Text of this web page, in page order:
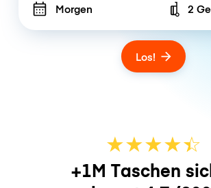
Morgen 2
Los!
★★★★☆
★
+1M Taschen